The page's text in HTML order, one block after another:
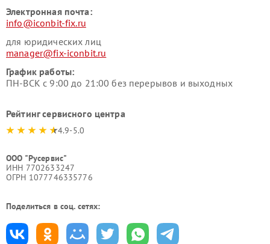
Электронная почта:
info@iconbit-fix.ru
для юридических лиц
manager@fix-iconbit.ru
График работы:
ПН-ВСК с 9:00 до 21:00 без перерывов и выходных
Рейтинг сервисного центра
4.9-5.0
ООО "Русервис"
ИНН 7702633247
ОГРН 1077746335776
Поделиться в соц. сетях: